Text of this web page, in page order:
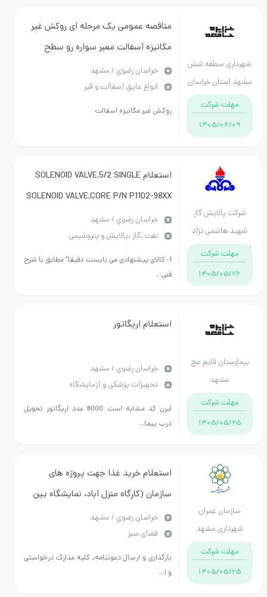
منطقه شش
استان خراسان
رضوی
مهلت شرکت
1405/06/09
مناقصه عمومی یک مرحله ای روکش غیر
مکانیزه آسفالت معبر سواره رو سطح
منطقهخراسان رضوي / مشهد
انواع عایق آسفالت و قیر
روکش غیر مکانیزه آسفالت
پالایش گاز
هاشمی نژاد
خراسان رضوی
مهلت شرکت
1405/05/26
استعلام SOLENOID VALVE,5/2 SINGLE
SOLENOID VALVE,CORE P/N P1102-98XX
مطابق با شرایط پیوست
خراسان رضوي / مشهد
نفت ،گاز ،پالایش و پتروشیمی
1- کالای پیشنهادی می بایست دقیقا" مطابق با شرح
قایم عج
مهلت شرکت
1405/05/25
استعلام اریگاتور
خراسان رضوي / مشهد
تجهیزات پزشکی و آزمایشگاه
ایرن کد مشابه است 8000 عدد اریگاتور تحویل
درب بیما...
سازمان عمران
شهرداری مشهد
خراسان رضوی
مهلت شرکت
1405/05/25
استعلام خرید غذا جهت‌ پروژه های
سازمان (کارگاه منزل آباد، نمایشگاه بین
المللی، دوربرگردان هاشمی رفسنجانی،
مشهد چناران و ... ) - مطابق استعلام
پیوست
خراسان رضوي / مشهد
فضای سبز
بارگذاری و ارسال دعوتنامه، کلیه مدارک درخواستی